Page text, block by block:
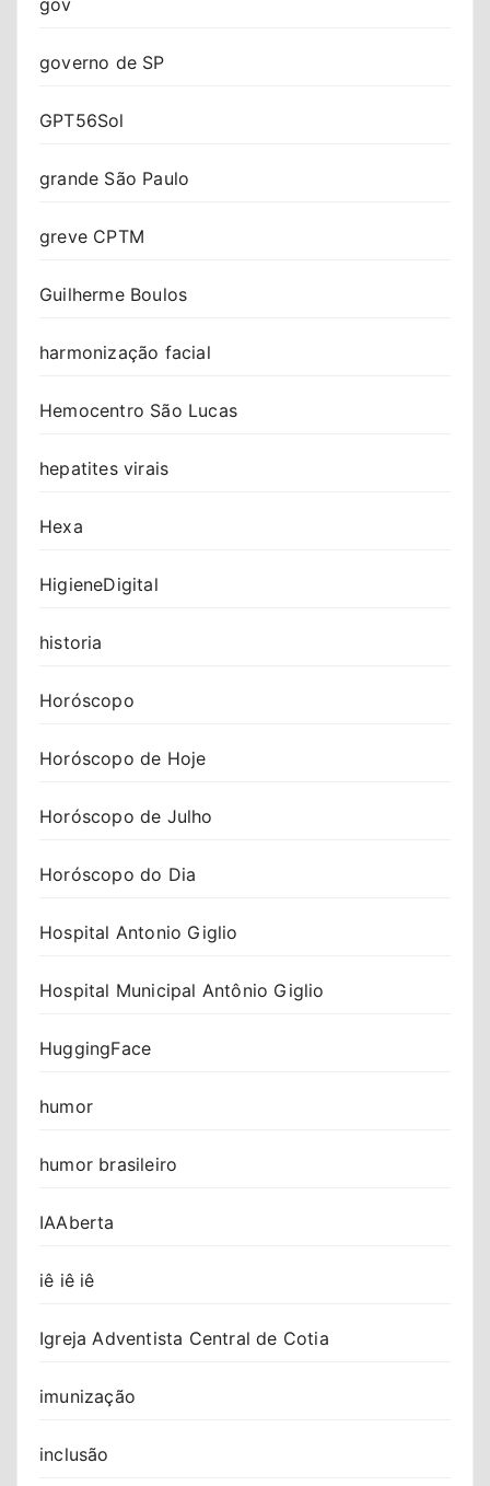
governo de SP
GPT56Sol
grande São Paulo
greve CPTM
Guilherme Boulos
harmonização facial
Hemocentro São Lucas
hepatites virais
Hexa
HigieneDigital
historia
Horóscopo
Horóscopo de Hoje
Horóscopo de Julho
Horóscopo do Dia
Hospital Antonio Giglio
Hospital Municipal Antônio Giglio
HuggingFace
humor
humor brasileiro
IAAberta
iê iê iê
Igreja Adventista Central de Cotia
imunização
inclusão